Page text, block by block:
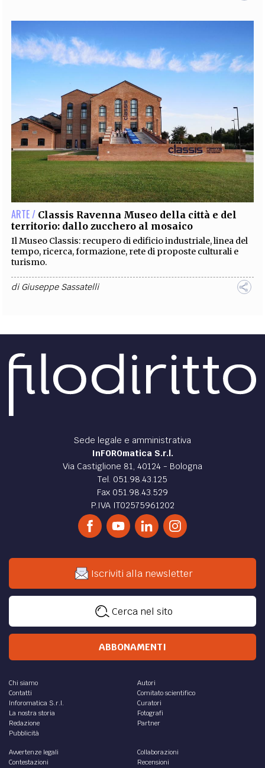
ARTE / Classis Ravenna Museo della città e del
territorio: dallo zucchero al mosaico
Il Museo Classis: recupero di edificio industriale, linea del
tempo, ricerca, formazione, rete di proposte culturali e
turismo.
diGiuseppe Sassatelli
Sede legale e amministrativa
InFOROmatica S.r.l.
Via Castiglione 81, 40124 - Bologna
Tel. 051.98.43.125
Fax 051.98.43.529
P.IVA IT02575961202
Iscriviti alla newsletter
Cerca nel sito
ABBONAMENTI
Chi siamo
Contatti
Inforomatica S.r.l.
La nostra storia
Redazione
Pubblicità
Autori
Comitato scientifico
Curatori
Fotografi
Partner
Avvertenze legali
Contestazioni
Collaborazioni
Recensioni